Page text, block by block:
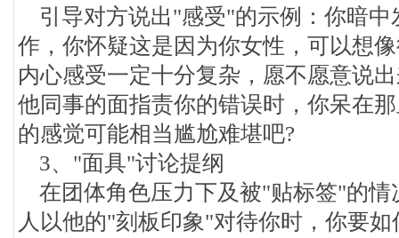
引导对方说出"感受"的示例：你暗中
作，你怀疑这是因为你女性，可以想
内心感受一定十分复杂，愿不愿意说
他同事的面指责你的错误时，你呆在
的感觉可能相当尴尬难堪吧?
3、"面具"讨论提纲
在团体角色压力下及被"贴标签"的情
人以他的"刻板印象"对待你时，你要